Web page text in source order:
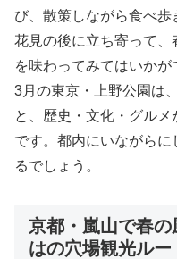
び、散策しながら食べ歩
花見の後に立ち寄って
を味わってみてはいかが
3月の東京・上野公園は
と、歴史・文化・グル
です。都内にいながら
るでしょう。
京都・嵐山で春
はの穴場観光ルー